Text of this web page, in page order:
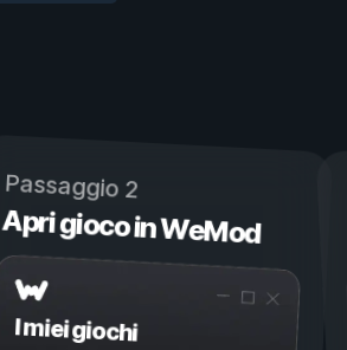
Passaggio 2
Apri gioco in WeMod
I miei giochi